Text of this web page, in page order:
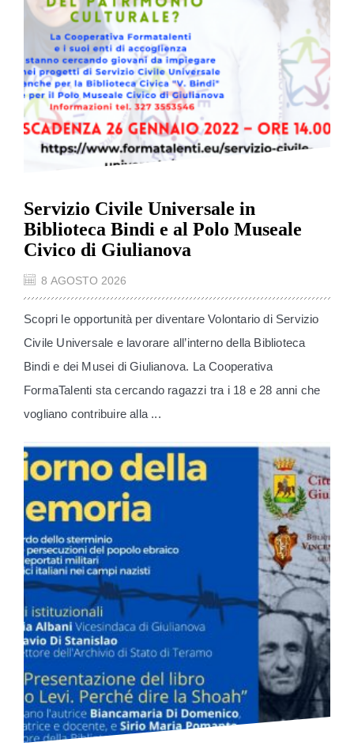
Servizio Civile Universale in
Biblioteca Bindi e al Polo Museale
Civico di Giulianova
8 AGOSTO 2026
Scopri le opportunità per diventare Volontario di Servizio
Civile Universale e lavorare all’interno della Biblioteca
Bindi e dei Musei di Giulianova. La Cooperativa
FormaTalenti sta cercando ragazzi tra i 18 e 28 anni che
vogliano contribuire alla ...